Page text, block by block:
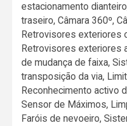
estacionamento
traseiro, Câmara 360º,
Retrovisores exteriores
Retrovisores exteriores
de mudança de faixa,
transposição da via,
Reconhecimento activo
Sensor de Máximos,
Faróis de nevoeiro,